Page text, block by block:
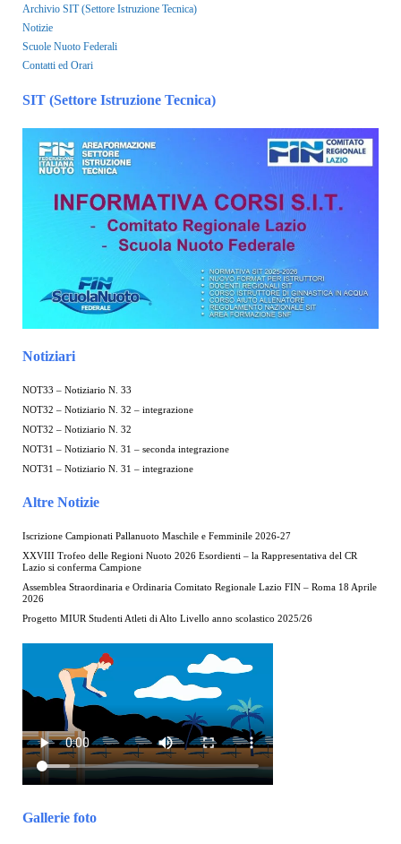
Archivio SIT (Settore Istruzione Tecnica)
Notizie
Scuole Nuoto Federali
Contatti ed Orari
SIT (Settore Istruzione Tecnica)
Notiziari
NOT33 – Notiziario N. 33
NOT32 – Notiziario N. 32 – integrazione
NOT32 – Notiziario N. 32
NOT31 – Notiziario N. 31 – seconda integrazione
NOT31 – Notiziario N. 31 – integrazione
Altre Notizie
Iscrizione Campionati Pallanuoto Maschile e Femminile 2026-27
XXVIII Trofeo delle Regioni Nuoto 2026 Esordienti – la Rappresentativa del CR
Lazio si conferma Campione
Assemblea Straordinaria e Ordinaria Comitato Regionale Lazio FIN – Roma 18 Aprile
2026
Progetto MIUR Studenti Atleti di Alto Livello anno scolastico 2025/26
Gallerie foto